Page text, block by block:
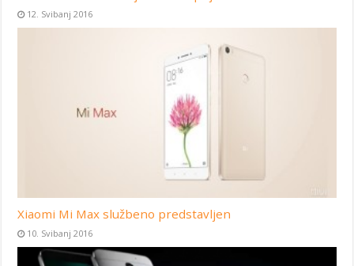
12. Svibanj 2016
Xiaomi Mi Max službeno predstavljen
10. Svibanj 2016